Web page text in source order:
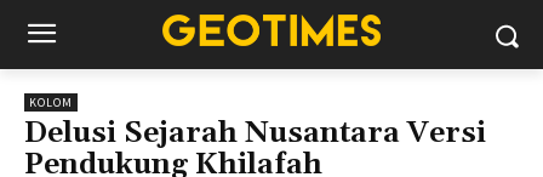
KOLOM
Delusi Sejarah Nusantara Versi
Pendukung Khilafah